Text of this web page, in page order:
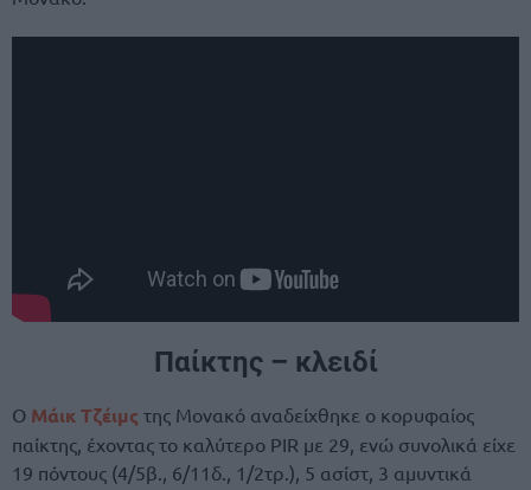
Παίκτης – κλειδί
Ο Μάικ Τζέιμς της Μονακό αναδείχθηκε ο κορυφαίος
παίκτης, έχοντας το καλύτερο PIR με 29, ενώ συνολικά είχε
19 πόντους (4/5β., 6/11δ., 1/2τρ.), 5 ασίστ, 3 αμυντικά